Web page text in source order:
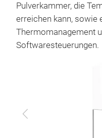
Pulverkammer, die
erreichen kann, sowie
Thermomanagement
Softwaresteuerungen.
Zurück